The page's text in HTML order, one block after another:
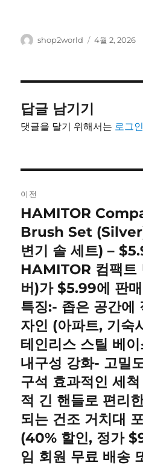
글
shop2world
작
4월 2, 2026
답글 남기기
댓글을 달기 위해서는 로그
내
비
게
이
션
이전
이
전
글:
HAMITOR
Brush Set
변기 솔 세트) –
HAMITOR 컴팩트
버)가 $5.99에 판
특징:- 좁은 공간에
자인 (아파트, 기숙
테인리스 스틸 베
내구성 강화- 고밀
구석 효과적인 세
적 긴 핸들로 편리
되는 건조 거치대
(40% 할인, 정가
임 회원 무료 배송